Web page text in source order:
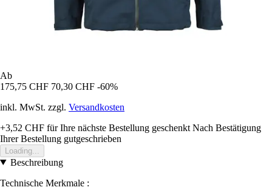
Ab
175,75 CHF 70,30 CHF -60%
inkl. MwSt. zzgl. Versandkosten
+3,52 CHF für Ihre nächste Bestellung geschenkt Nach Bestätigung
Ihrer Bestellung gutgeschrieben
Loading...
Beschreibung
Technische Merkmale :